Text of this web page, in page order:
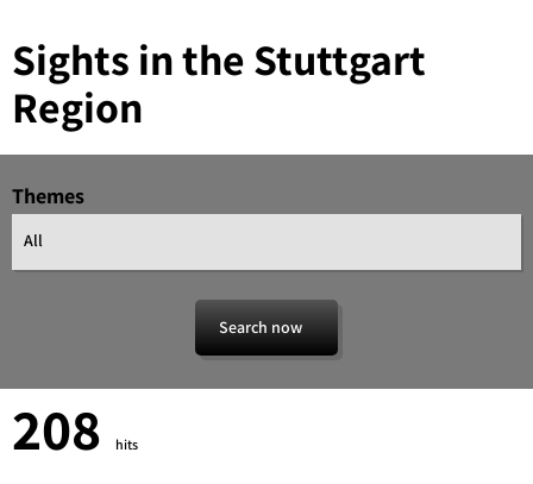
Sights in the Stuttgart
Region
Themes
All
Search now
208 hits